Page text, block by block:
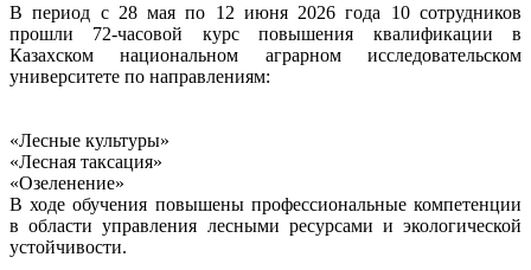
В период с 28 мая по 12 июня 2026 года 10 сотрудников
прошли 72-часовой курс повышения квалификации в
Казахском национальном аграрном исследовательском
университете по направлениям:
«Лесные культуры»
«Лесная таксация»
«Озеленение»
В ходе обучения повышены профессиональные компетенции
в области управления лесными ресурсами и экологической
устойчивости.